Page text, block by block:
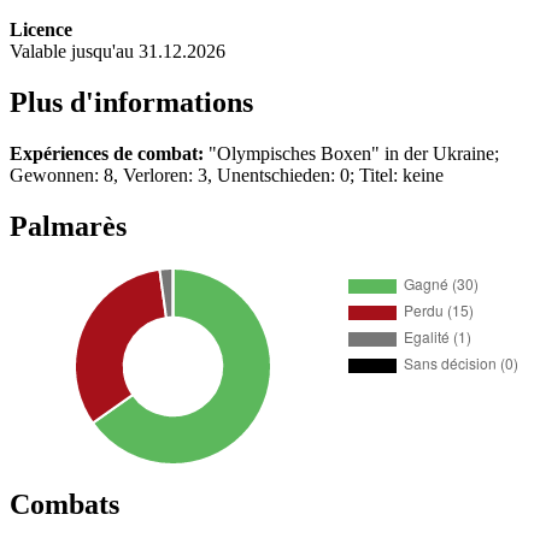
Licence
Valable jusqu'au 31.12.2026
Plus d'informations
Expériences de combat: "Olympisches Boxen" in der Ukraine;
Gewonnen: 8, Verloren: 3, Unentschieden: 0; Titel: keine
Palmarès
Combats